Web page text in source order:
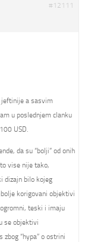
#12111
jeftinije a sasvim
u poslednjem clanku
USD.
da su “bolji” od onih
vise nije tako,
dizajn bilo kojeg
korigovani objektivi
teski i imaju
se objektivi
“hypa” o ostrini